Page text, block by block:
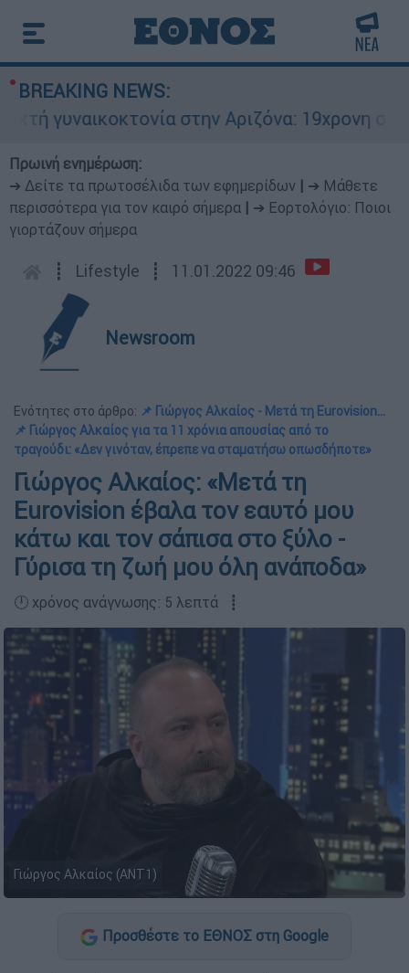
BREAKING NEWS:
στην Αριζόνα: 19χρονη
Πρωινή ενημέρωση:
➔ Δείτε τα πρωτοσέλιδα των εφημερίδων
➔ Μάθετε
περισσότερα για τον καιρό σήμερα
➔ Εορτολόγιο: Ποιοι
γιορτάζουν σήμερα
┋ Lifestyle ┋ 11.01.2022 09:46
Newsroom
Ενότητες στο άρθρο: 📌 Γιώργος Αλκαίος - Μετά τη Eurovision...
📌 Γιώργος Αλκαίος για τα 11 χρόνια απουσίας από το
τραγούδι: «Δεν γινόταν, έπρεπε να σταματήσω οπωσδήποτε»
Γιώργος Αλκαίος: «Μετά τη
Eurovision έβαλα τον εαυτό μου
κάτω και τον σάπισα στο ξύλο -
Γύρισα τη ζωή μου όλη ανάποδα»
🕛 χρόνος ανάγνωσης: 5 λεπτά ┋
Γιώργος Αλκαίος (ANT1)
Προσθέστε το ΕΘΝΟΣ στη Google